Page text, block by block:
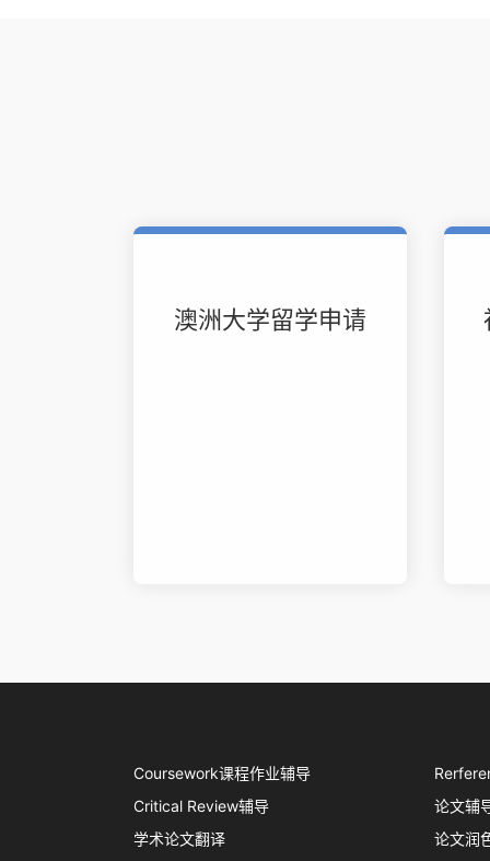
澳洲大学留学申请
Coursework课程作业辅导
Critical Review辅导
论文辅
学术论文翻译
论文润